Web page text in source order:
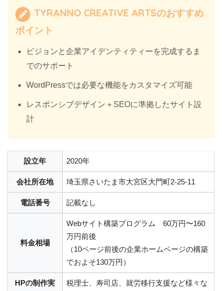
TYRANNO CREATIVE ARTSのおすすめ
ポイント
ビジョンと企業アイデンティティーを完成するま
でのサポート
WordPressでは必要な機能をカスタマイズ可能
レスポンシブデザイン＋SEOに準拠したサイト設
計
設立年 2020年
会社所在地 埼玉県さいたま市⼤宮区⼤⾨町2-25-11
電話番号 記載なし
料金相場
Webサイト構築プログラム 60万円〜160
万円前後
（10ページ前後の企業ホームページの構築
でおよそ130万円）
HPの制作実
税理士、寿司店、就労移行支援など様々な